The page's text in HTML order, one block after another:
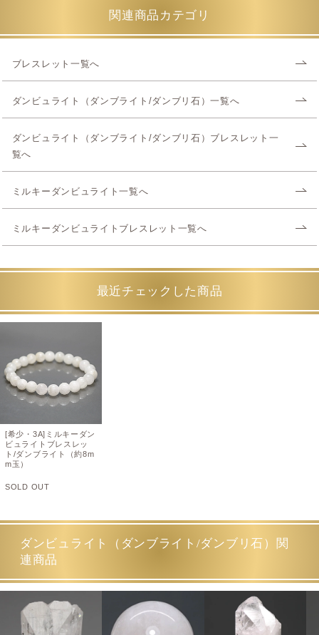
関連商品カテゴリ
ブレスレット一覧へ
ダンビュライト（ダンブライト/ダンブリ石）一覧へ
ダンビュライト（ダンブライト/ダンブリ石）ブレスレット一
覧へ
ミルキーダンビュライト一覧へ
ミルキーダンビュライトブレスレット一覧へ
最近チェックした商品
[希少・3A]ミルキーダン
ビュライトブレスレッ
ト/ダンブライト（約8m
m玉）
SOLD OUT
ダンビュライト（ダンブライト/ダンブリ石）関
連商品